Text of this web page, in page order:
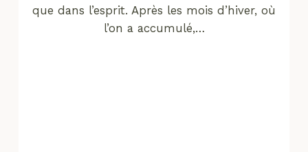
que dans l’esprit. Après les mois d’hiver, où
l’on a accumulé,…